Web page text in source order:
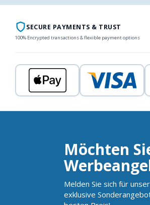
SECURE PAYMENTS & TRUST
100% Encrypted transactions & flexible payment options
Möchten
Melden Sie sich für
exklusive